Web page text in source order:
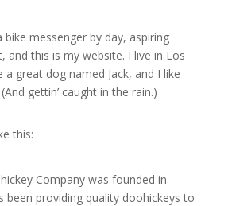
bike messenger by day, aspiring
and this is my website. I live in Los
a great dog named Jack, and I like
gettin’ caught in the rain.)
this:
Company was founded in
been providing quality doohickeys to